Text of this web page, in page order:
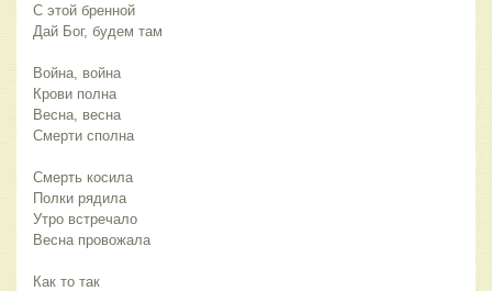
С этой бренной
Дай Бог, будем там
Война, война
Крови полна
Весна, весна
Смерти сполна
Смерть косила
Полки рядила
Утро встречало
Весна провожала
Как то так